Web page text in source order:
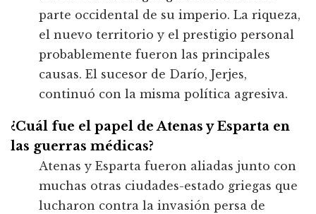
parte occidental de su imperio. La riqueza,
el nuevo territorio y el prestigio personal
probablemente fueron las principales
causas. El sucesor de Darío, Jerjes,
continuó con la misma política agresiva.
¿Cuál fue el papel de Atenas y Esparta en
las guerras médicas?
Atenas y Esparta fueron aliadas junto con
muchas otras ciudades-estado griegas que
lucharon contra la invasión persa de